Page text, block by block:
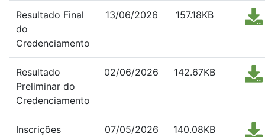
Resultado Final
do
Credenciamento
13/06/2026 157.18KB
Resultado
Preliminar do
Credenciamento
02/06/2026 142.67KB
Inscrições
07/05/2026 140.08KB